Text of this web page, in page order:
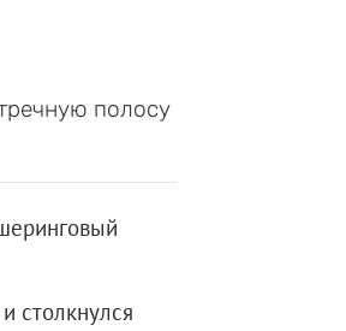
полосу
столкнулся